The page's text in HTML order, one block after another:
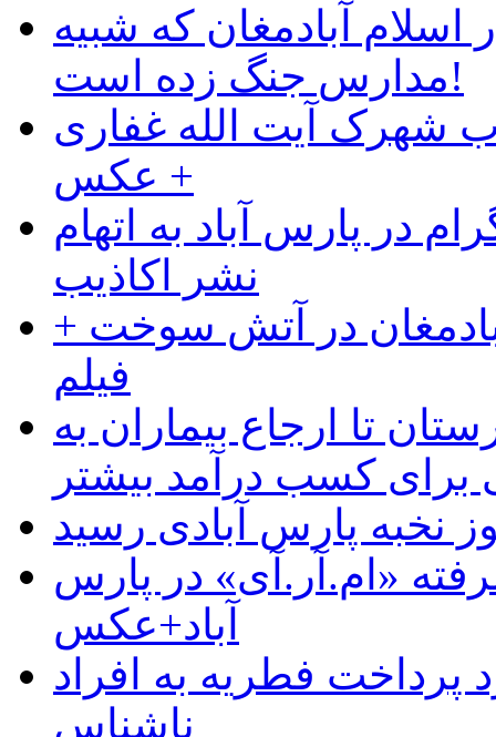
آبادمغان که شبیه
مدارس جنگ زده است!
شهرک آیت الله غفاری
+ عکس
در پارس آباد به اتهام
نشر اکاذیب
در آتش سوخت +
فیلم
تا ارجاع بیماران به
کسب درآمد بیشتر
نخبه پارس آبادی رسید
«ام.آر.آی» در پارس
آباد+عکس
پرداخت فطریه به افراد
ناشناس